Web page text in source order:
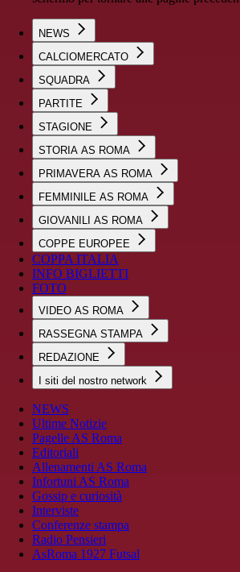
NEWS
CALCIOMERCATO
SQUADRA
PARTITE
STAGIONE
STORIA AS ROMA
PRIMAVERA AS ROMA
FEMMINILE AS ROMA
GIOVANILI AS ROMA
COPPE EUROPEE
COPPA ITALIA
INFO BIGLIETTI
FOTO
VIDEO AS ROMA
RASSEGNA STAMPA
REDAZIONE
I siti del nostro network
NEWS
Ultime Notizie
Pagelle AS Roma
Editoriali
Allenamenti AS Roma
Infortuni AS Roma
Gossip e curiosità
Interviste
Conferenze stampa
Radio Pensieri
AsRoma 1927 Futsal